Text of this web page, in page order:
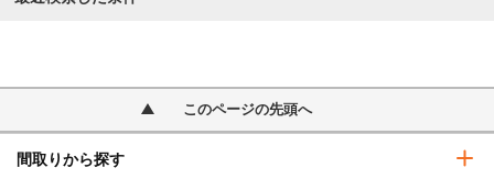
このページの先頭へ
間取りから探す